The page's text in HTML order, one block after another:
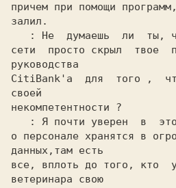
причем при помощи
залил.
: Не  думаешь  ли  ты,
сети  просто скрыл  твое
руководства
CitiBank'а  для  того ,
своей
некомпетентности ?
: Я почти уверен  в
о персонале хранятся в
данных,там есть
все, вплоть до того, кто
ветеринара свою